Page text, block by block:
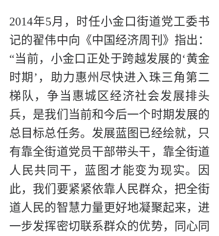
2014年5月，时任小金口街道党工委书
记的翟伟中向《中国经济周刊》指出：
“当前，小金口正处于跨越发展的‘黄金
时期’，助力惠州尽快进入珠三角第二
梯队，争当惠城区经济社会发展排头
兵，是我们当前和今后一个时期发展的
总目标总任务。发展蓝图已经绘就，只
有靠全街道党员干部带头干，靠全街道
人民共同干，蓝图才能变为现实。因
此，我们要紧紧依靠人民群众，把全街
道人民的智慧力量更好地凝聚起来，进
一步发挥密切联系群众的优势，同心同